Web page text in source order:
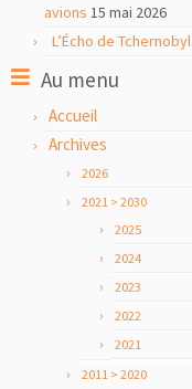
avions 15 mai 2026
L’Écho de Tchernobyl
Au menu
Accueil
Archives
2026
2021 > 2030
2025
2024
2023
2022
2021
2011 > 2020